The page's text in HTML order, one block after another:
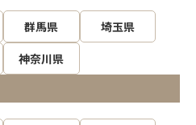
群馬県
埼玉県
神奈川県